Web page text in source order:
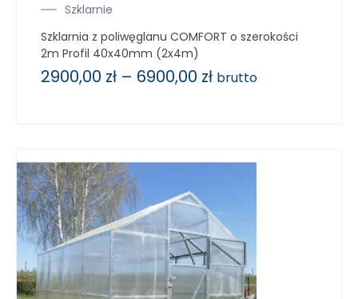
Szklarnie
Szklarnia z poliwęglanu COMFORT o szerokości
2m Profil 40x40mm (2x4m)
2900,00 zł – 6900,00 zł brutto